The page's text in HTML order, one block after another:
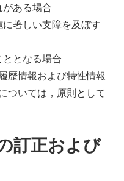
ある場合
著しい支障を及ぼす
となる場合
歴情報および特性情報
ついては，原則として
訂正および